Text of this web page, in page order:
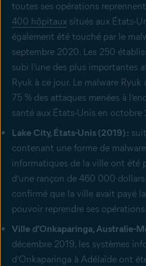
toutes ses opérations
400 hôpitaux situés aux États-
également été touché par le
septembre 2020. Les 250
subi l’une des plus importantes
Ryuk à ce jour. Le malware Ryuk
75 % des attaques menées à
santé aux États-Unis en octobre
Lake City, États-Unis (2019) :
contenant une forme de
informatiques de la ville ont été
d’une rançon de 460 000
confirmé que la ville avait payé
pouvoir reprendre ses opérations.
Ville d’Onkaparinga, Australie-
décembre 2019, les systèmes
d’Onkaparinga à Adélaïde ont